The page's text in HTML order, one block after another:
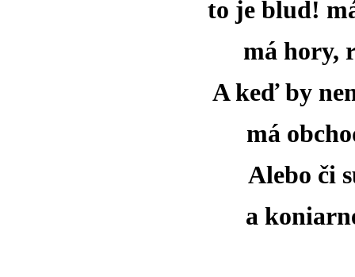
to je blud!
má hory,
A keď by
má
Alebo či
a